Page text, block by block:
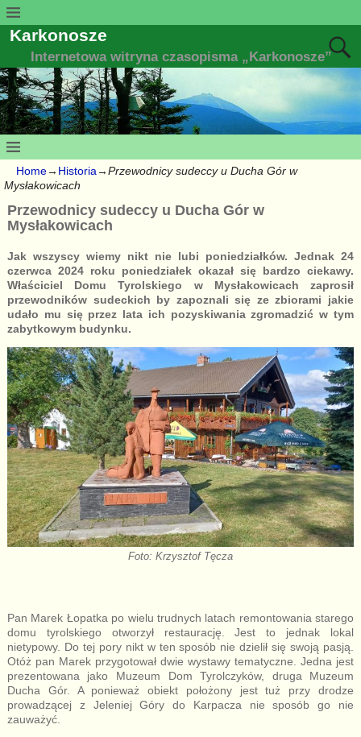
Karkonosze
Internetowa witryna czasopisma „Karkonosze”
Home→ Historia→Przewodnicy sudeccy u Ducha Gór w
Mysłakowicach
Przewodnicy sudeccy u Ducha Gór w
Mysłakowicach
Jak wszyscy wiemy nikt nie lubi poniedziałków. Jednak 24
czerwca 2024 roku poniedziałek okazał się bardzo ciekawy.
Właściciel Domu Tyrolskiego w Mysłakowicach zaprosił
przewodników sudeckich by zapoznali się ze zbiorami jakie
udało mu się przez lata ich pozyskiwania zgromadzić w tym
zabytkowym budynku.
Foto: Krzysztof Tęcza
Pan Marek Łopatka po wielu trudnych latach remontowania starego
domu tyrolskiego otworzył restaurację. Jest to jednak lokal
nietypowy. Do tej pory nikt w ten sposób nie dzielił się swoją pasją.
Otóż pan Marek przygotował dwie wystawy tematyczne. Jedna jest
prezentowana jako Muzeum Dom Tyrolczyków, druga Muzeum
Ducha Gór. A ponieważ obiekt położony jest tuż przy drodze
prowadzącej z Jeleniej Góry do Karpacza nie sposób go nie
zauważyć.